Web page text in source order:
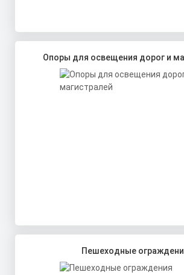
Опоры для освещения дорог и
Пешеходные